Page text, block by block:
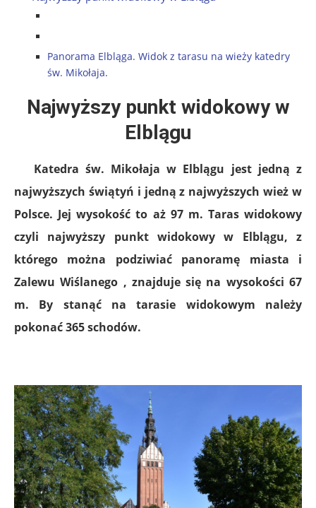
Panorama Elbląga. Widok z tarasu na wieży katedry
św. Mikołaja.
Najwyższy punkt widokowy w
Elblągu
Katedra św. Mikołaja w Elblągu jest jedną z
najwyższych świątyń i jedną z najwyższych wież w
Polsce. Jej wysokość to aż 97 m. Taras widokowy
czyli najwyższy punkt widokowy w Elblągu, z
którego można podziwiać panoramę miasta i
Zalewu Wiślanego , znajduje się na wysokości 67
m. By stanąć na tarasie widokowym należy
pokonać 365 schodów.